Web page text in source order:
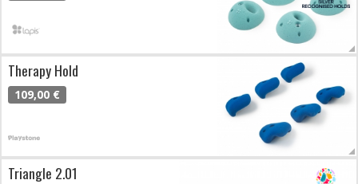
Therapy Hold
109,00 €
Triangle 2.01